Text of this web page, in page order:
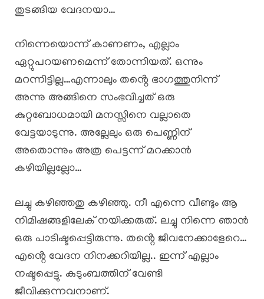
തുടങ്ങിയ വേദനയാ…
നിന്നെയൊന്ന് കാണണം, എല്ലാം
ഏറ്റുപറയണമെന്ന് തോന്നിയത്. ഒന്നും
മറന്നിട്ടില്ല…എന്നാലും തൻ്റെ ഭാഗത്തുനിന്ന്
അന്നു അങ്ങിനെ സംഭവിച്ചത് ഒരു
കുറ്റബോധമായി മനസ്സിനെ വല്ലാതെ
വേട്ടയാടുന്നു. അല്ലേലും ഒരു പെണ്ണിന്
അതൊന്നും അത്ര പെട്ടന്ന് മറക്കാൻ
കഴിയില്ലല്ലോ…
ലച്ചു കഴിഞ്ഞതു കഴിഞ്ഞു. നീ എന്നെ വീണ്ടും ആ
നിമിഷങ്ങളിലേക് നയിക്കരുത്. ലച്ചു നിന്നെ ഞാൻ
ഒരു പാടിഷ്ടപ്പെട്ടിരുന്നു. തൻ്റെ ജീവനേക്കാളേറെ…
എൻ്റെ വേദന നിനക്കറിയില്ല.. ഇന്ന് എല്ലാം
നഷ്ടപ്പെട്ടു. കുടുംബത്തിന് വേണ്ടി
ജീവിക്കുന്നവനാണ്.